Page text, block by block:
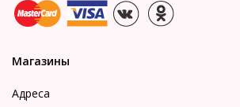
Магазины
Адреса